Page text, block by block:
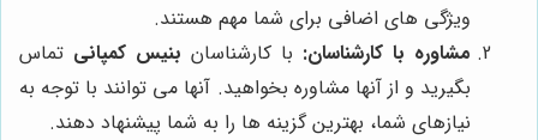
ویژگی های اضافی برای شما مهم هستند.
مشاوره با کارشناسان: با کارشناسان بنیس کمپانی تماس
بگیرید و از آنها مشاوره بخواهید. آنها می توانند با توجه به
نیازهای شما، بهترین گزینه ها را به شما پیشنهاد دهند.